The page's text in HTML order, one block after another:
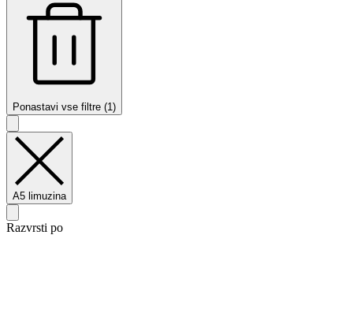
Ponastavi vse filtre (1)
A5 limuzina
Razvrsti po